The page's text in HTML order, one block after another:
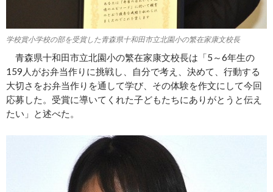
学校賞小学校の部を受賞した青森県十和田市立北園小の繁在家康文校長
青森県十和田市立北園小の繁在家康文校長は「5～6年生の
159人がお弁当作りに挑戦し、自分で考え、決めて、行動する
大切さをお弁当作りを通して学び、その体験を作文にして今回
応募した。受賞に導いてくれた子どもたちにありがとうと伝え
たい」と述べた。